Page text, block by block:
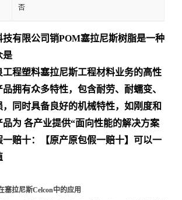
否
技有限公司销POM塞拉尼斯树脂是一种
是
工程塑料塞拉尼斯工程材料业务的高性
拥有众多特性，包含耐劳、耐蠕变、
，同时具备良好的机械特性，如刚度和
为 各产业提供“面向性能的解决方案
一赔十：【原产原包假一赔十】可以一
塞拉尼斯Celcon中的应用